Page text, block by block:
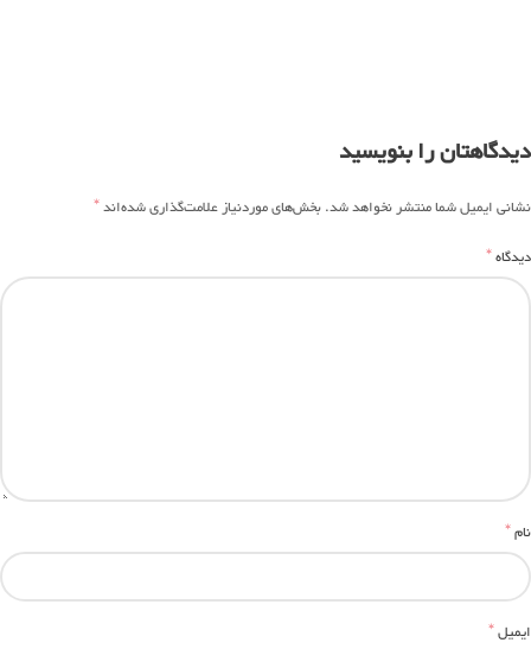
دیدگاهتان را بنویسید
نشانی ایمیل شما منتشر نخواهد شد.بخش‌های موردنیاز علامت‌گذاری شده‌اند*
دیدگاه*
نام*
ایمیل*